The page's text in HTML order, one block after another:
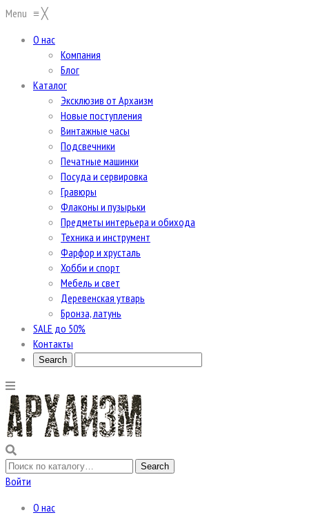
Menu ≡╳
О нас
Компания
Блог
Каталог
Эксклюзив от Архаизм
Новые поступления
Винтажные часы
Подсвечники
Печатные машинки
Посуда и сервировка
Гравюры
Флаконы и пузырьки
Предметы интерьера и обихода
Техника и инструмент
Фарфор и хрусталь
Хобби и спорт
Мебель и свет
Деревенская утварь
Бронза, латунь
SALE до 50%
Контакты
Войти
О нас